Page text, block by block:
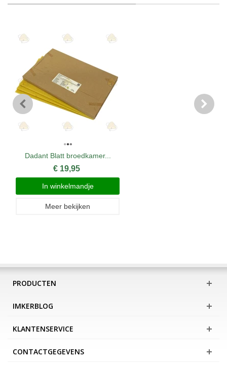
Dadant Blatt broedkamer...
€ 19,95
In winkelmandje
Meer bekijken
PRODUCTEN
IMKERBLOG
KLANTENSERVICE
CONTACTGEGEVENS